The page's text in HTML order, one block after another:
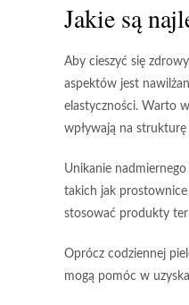
Jakie są
Aby cieszyć się
aspektów jest
elastyczności. Warto
wpływają na strukturę
Unikanie
takich jak prostownice
stosować produkty
Oprócz codziennej
mogą pomóc w